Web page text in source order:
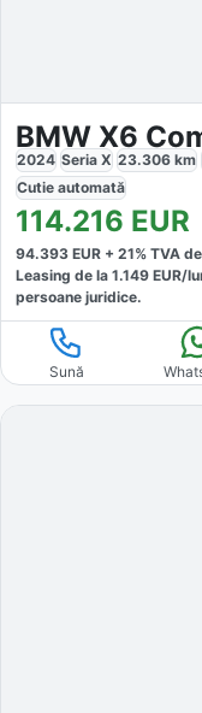
BMW X6
2024 Seria X 23.306 km
Cutie automată
114.216 EUR
94.393 EUR + 21% TVA
Leasing de la 1.149 EUR/
persoane juridice.
Sună